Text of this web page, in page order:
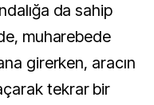
da sahip
muharebede
girerken, aracın
tekrar bir